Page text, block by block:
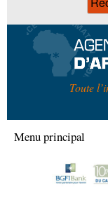
Toute
Menu principal